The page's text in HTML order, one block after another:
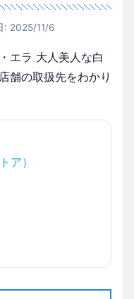
: 2025/11/6
エラ 大人美人な白
舗の取扱先をわかり
ア）